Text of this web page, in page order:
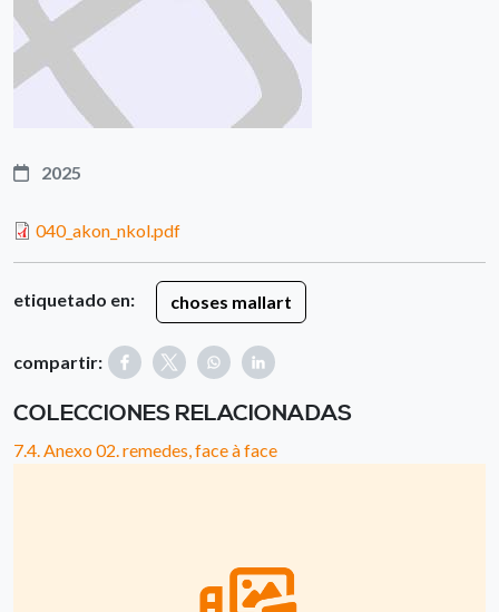
2025
040_akon_nkol.pdf
etiquetado en: choses mallart
compartir:
COLECCIONES RELACIONADAS
7.4. Anexo 02. remedes, face à face